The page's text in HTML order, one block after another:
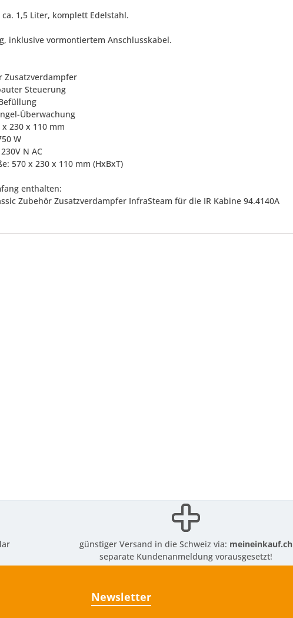
1,5 Liter, komplett Edelstahl.
inklusive vormontiertem Anschlusskabel.
Zusatzverdampfer
Steuerung
Überwachung
230 x 110 mm
W
N AC
570 x 230 x 110 mm (HxBxT)
enthalten:
Zubehör Zusatzverdampfer InfraSteam für die IR Kabine 94.4140A
günstiger Versand in die Schweiz via: meineinkauf.ch
separate Kundenanmeldung vorausgesetzt!
Newsletter